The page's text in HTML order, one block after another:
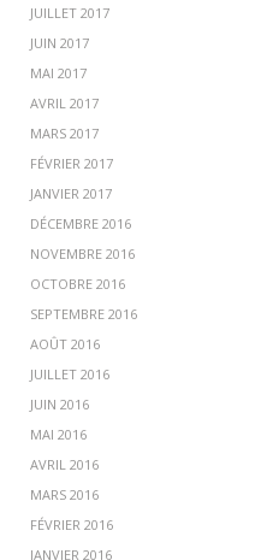
JUILLET 2017
JUIN 2017
MAI 2017
AVRIL 2017
MARS 2017
FÉVRIER 2017
JANVIER 2017
DÉCEMBRE 2016
NOVEMBRE 2016
OCTOBRE 2016
SEPTEMBRE 2016
AOÛT 2016
JUILLET 2016
JUIN 2016
MAI 2016
AVRIL 2016
MARS 2016
FÉVRIER 2016
JANVIER 2016